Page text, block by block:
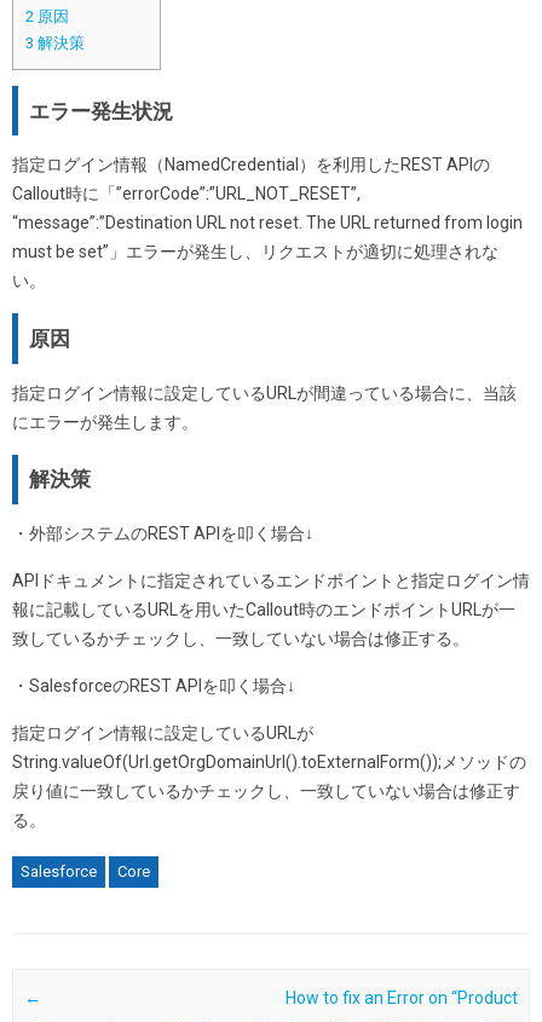
2 原因
3 解決策
エラー発生状況
指定ログイン情報（NamedCredential）を利用したREST APIの
Callout時に「”errorCode”:”URL_NOT_RESET”,
“message”:”Destination URL not reset. The URL returned from login
must be set”」エラーが発生し、リクエストが適切に処理されな
い。
原因
指定ログイン情報に設定しているURLが間違っている場合に、当該
にエラーが発生します。
解決策
・外部システムのREST APIを叩く場合↓
APIドキュメントに指定されているエンドポイントと指定ログイン情
報に記載しているURLを用いたCallout時のエンドポイントURLが一
致しているかチェックし、一致していない場合は修正する。
・SalesforceのREST APIを叩く場合↓
指定ログイン情報に設定しているURLが
String.valueOf(Url.getOrgDomainUrl().toExternalForm());メソッドの
戻り値に一致しているかチェックし、一致していない場合は修正す
る。
Salesforce Core
Post navigation
←
How to fix an Error on “Product